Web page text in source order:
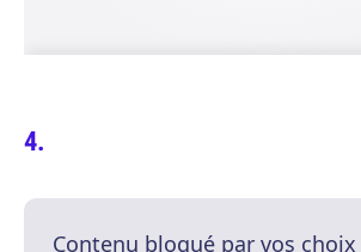
Contenu bloqué par vos